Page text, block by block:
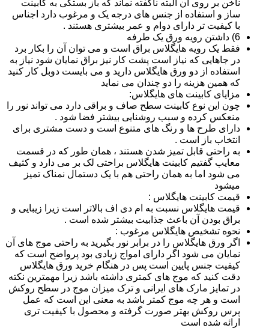
ناخن بر روی آن البته ناگفته نماند که باز بستگی به کابینت
ساز و استفاده از جنس های درجه یک و مرغوب دارد اجناس
با کیفیت تر دارای دوام و عمر بیشتری هستند .
6) داشتن رویه ورق یک طرفه
فقط یک رویه هایگلاس براق است و می توان آن را بکار برد
در جاهایی که نیاز است پشت کار نیز براق نمایان شود نیاز به
استفاده از دو ورق هایگلاس دارید و می بایست دوبل کار کنید
که همین هزینه را دو چندان می نماید
مزایای کابینت های هایگلاس:
چون این نوع کابینت سطح صاف و براقی دارد می تواند نور را
منعکس کرده و سبب روشنایی بیشتر فضا شود .
دارای طرح ها و رنگ های متنوع است و دست مشتری برای
انتخاب باز است .
به راحتی قابل تمیز شدن هستند ، همان طور که در قسمت
معایب گفتیم کابینت هایگلاس براحتی لک بر می دارد و کثیف
می شود اما به همان راحتی هم با یک دستمال نمناک تمیز
میشود
قیمت کابینت هایگلاس :
قیمت هایگلاس نسبت به ام دی اف بالاتر است زیرا زیبایی و
براق بودن آن باعث جذابیت بیشتر شده است .
نحوه تشخیص هایگلاس مرغوب :
اگر ورق هایگلاس را در برابر نور بگیرید به راحتی موج های آن
نمایان می شود اگر دارای امواج زیادی بود پرواضح است که
کیفیت جنس پایین است پس در هنگام خرید ورق هایگلاس
دقت کنید که موج های کمتری داشته باشد زیرا مهمترین نکته
در تمایز مارک های ایرانی و ترک میزان موج در سطح روکش
است و هر چه موج کمتر باشد به معنی این است که عمل
پرس روکش بهتر صورت گرفته و محصول با کیفیت تری
ارائه شده است